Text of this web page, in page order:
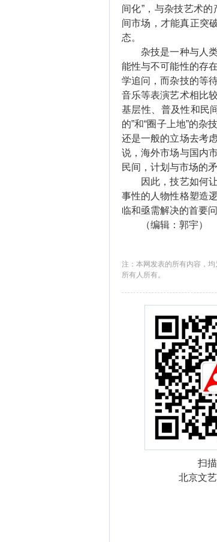
间化”，与杂技艺术
间市场，才能真正突
态。
杂技是一种与人类
能性与不可能性的存
学追问，而杂技的等
音乐等表演艺术相比
基层性、普及性和民
的”和“圈子上地”的
还是一般的立场去考
说，海外市场与国内
民间，计划与市场的
因此，技艺如何让
事性的人物性格塑造
临和亟需解决的首要问
（编辑：郭宇）
注：本网发表的所有内容，
所有人所有。
扫
北京文